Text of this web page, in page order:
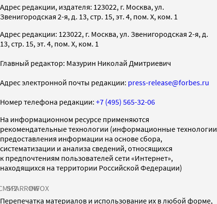
Адрес редакции, издателя: 123022, г. Москва, ул.
Звенигородская 2-я, д. 13, стр. 15, эт. 4, пом. X, ком. 1
Адрес редакции: 123022, г. Москва, ул. Звенигородская 2-я, д.
13, стр. 15, эт. 4, пом. X, ком. 1
Главный редактор: Мазурин Николай Дмитриевич
Адрес электронной почты редакции: press-release@forbes.ru
Номер телефона редакции: +7 (495) 565-32-06
На информационном ресурсе применяются
рекомендательные технологии (информационные технологии
предоставления информации на основе сбора,
систематизации и анализа сведений, относящихся
к предпочтениям пользователей сети «Интернет»,
находящихся на территории Российской Федерации)
SPARROWINFOX
Перепечатка материалов и использование их в любой форме,